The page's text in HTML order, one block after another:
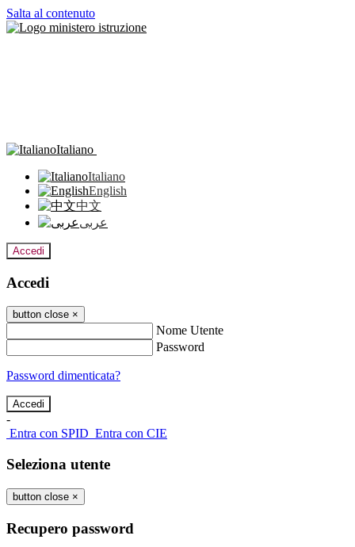
Salta al contenuto
Italiano
Italiano
English
中文
عربى
Accedi
Accedi
button close ×
Nome Utente
Password
Password dimenticata?
-
Entra con SPID Entra con CIE
Seleziona utente
button close ×
Recupero password